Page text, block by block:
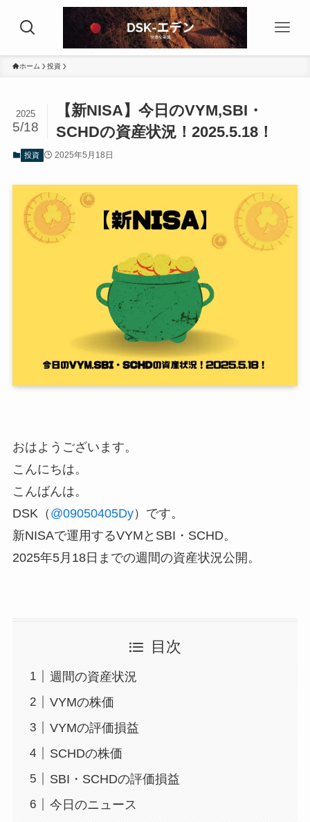
ホーム 投資
【新NISA】今日のVYM,SBI・
SCHDの資産状況！2025.5.18！
2025
5/18
投資 2025年5月18日
おはようございます。
こんにちは。
こんばんは。
DSK（ @09050405Dy）です。
新NISAで運用するVYMとSBI・SCHD。
2025年5月18日までの週間の資産状況公開。
目次
週間の資産状況
VYMの株価
VYMの評価損益
SCHDの株価
SBI・SCHDの評価損益
今日のニュース